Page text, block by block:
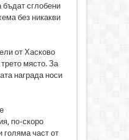
сглобени
без никакви
от Хасково
място. За
награда носи
по-скоро
голяма част от